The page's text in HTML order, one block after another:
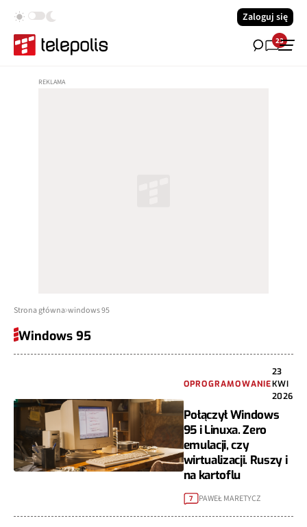
Zaloguj się
23
Strona główna windows 95
Windows 95
OPROGRAMOWANIE
23
KWI
2026
Połączył Windows
95 i Linuxa. Zero
emulacji, czy
wirtualizacji. Ruszy i
na kartoflu
7 PAWEŁ MARETYCZ